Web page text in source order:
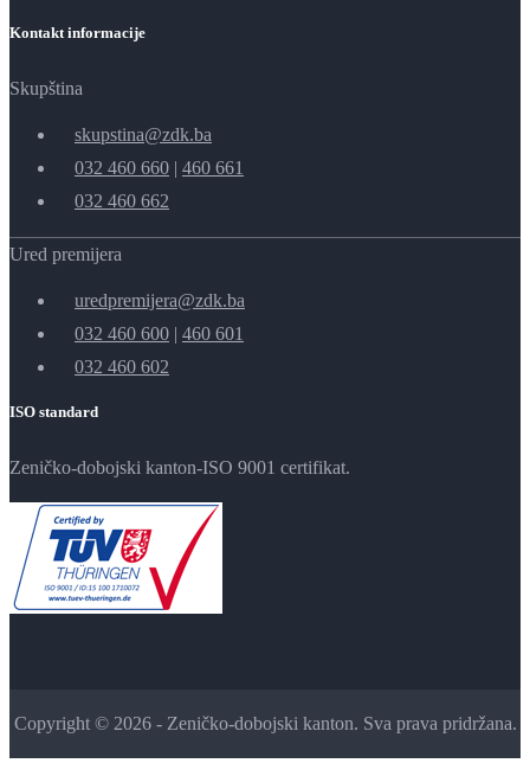
Kontakt informacije
Skupština
skupstina@zdk.ba
032 460 660 | 460 661
032 460 662
Ured premijera
uredpremijera@zdk.ba
032 460 600 | 460 601
032 460 602
ISO standard
Zeničko-dobojski kanton-ISO 9001 certifikat.
Copyright © 2026 - Zeničko-dobojski kanton. Sva prava pridržana.